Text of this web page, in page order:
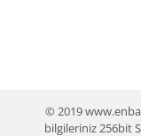
© 2019
bilgileriniz 256bit